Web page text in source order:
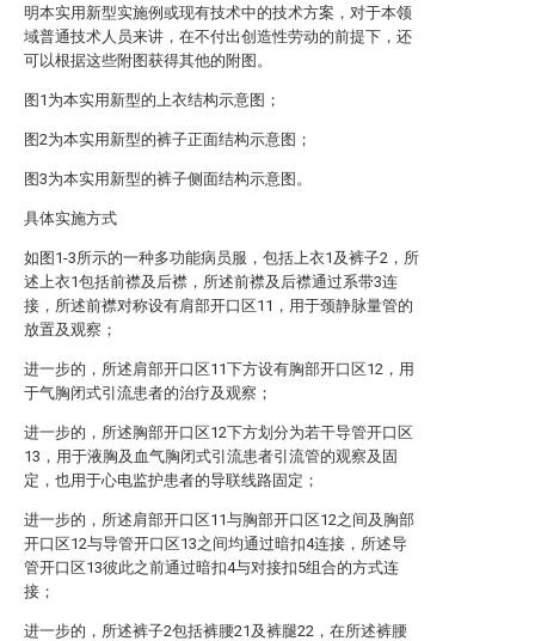
明本实用新型实施例或现有技术中的技术方案，对于本领
域普通技术人员来讲，在不付出创造性劳动的前提下，还
可以根据这些附图获得其他的附图。
图1为本实用新型的上衣结构示意图；
图2为本实用新型的裤子正面结构示意图；
图3为本实用新型的裤子侧面结构示意图。
具体实施方式
如图1-3所示的一种多功能病员服，包括上衣1及裤子2，所
述上衣1包括前襟及后襟，所述前襟及后襟通过系带3连
接，所述前襟对称设有肩部开口区11，用于颈静脉量管的
放置及观察；
进一步的，所述肩部开口区11下方设有胸部开口区12，用
于气胸闭式引流患者的治疗及观察；
进一步的，所述胸部开口区12下方划分为若干导管开口区
13，用于液胸及血气胸闭式引流患者引流管的观察及固
定，也用于心电监护患者的导联线路固定；
进一步的，所述肩部开口区11与胸部开口区12之间及胸部
开口区12与导管开口区13之间均通过暗扣4连接，所述导
管开口区13彼此之前通过暗扣4与对接扣5组合的方式连
接；
进一步的，所述裤子2包括裤腰21及裤腿22，在所述裤腰